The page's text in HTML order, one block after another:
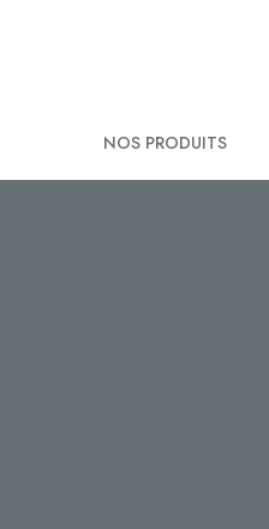
NOS PRODUITS